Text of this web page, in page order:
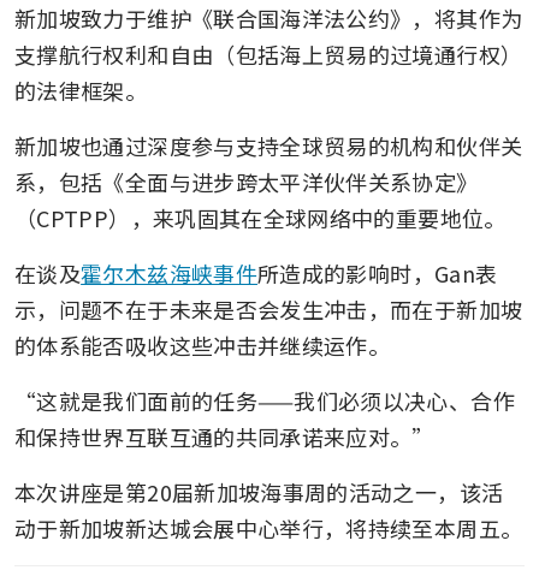
新加坡致力于维护《联合国海洋法公约》，将其作为
支撑航行权利和自由（包括海上贸易的过境通行权）
的法律框架。
新加坡也通过深度参与支持全球贸易的机构和伙伴关
系，包括《全面与进步跨太平洋伙伴关系协定》
（CPTPP），来巩固其在全球网络中的重要地位。
在谈及霍尔木兹海峡事件所造成的影响时，Gan表
示，问题不在于未来是否会发生冲击，而在于新加坡
的体系能否吸收这些冲击并继续运作。
“这就是我们面前的任务——我们必须以决心、合作
和保持世界互联互通的共同承诺来应对。”
本次讲座是第20届新加坡海事周的活动之一，该活
动于新加坡新达城会展中心举行，将持续至本周五。